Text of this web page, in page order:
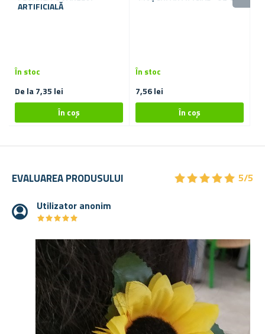
ARTIFICIALĂ
De la 7,35 lei
În stoc
7,56 lei
În stoc
EVALUAREA PRODUSULUI ★★★★★
★★★★★ 5/5
Utilizator anonim
★★★★★
★★★★★